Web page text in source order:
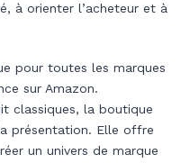
à orienter l’acheteur et à
pour toutes les marques
sur Amazon.
classiques, la boutique
présentation. Elle offre
un univers de marque